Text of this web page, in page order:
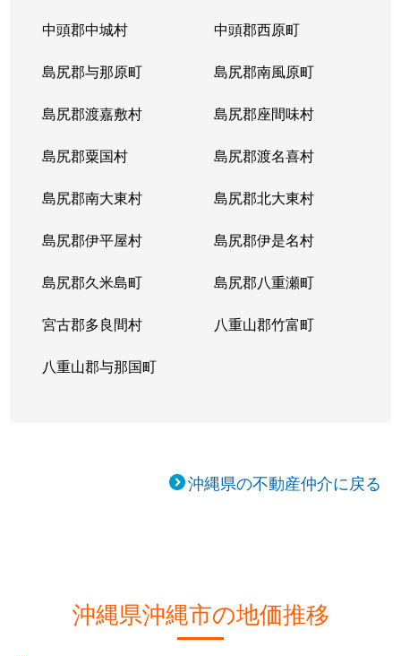
中頭郡中城村 中頭郡西原町
島尻郡与那原町 島尻郡南風原町
島尻郡渡嘉敷村 島尻郡座間味村
島尻郡粟国村 島尻郡渡名喜村
島尻郡南大東村 島尻郡北大東村
島尻郡伊平屋村 島尻郡伊是名村
島尻郡久米島町 島尻郡八重瀬町
宮古郡多良間村 八重山郡竹富町
八重山郡与那国町
沖縄県の不動産仲介に戻る
沖縄県沖縄市の地価推移